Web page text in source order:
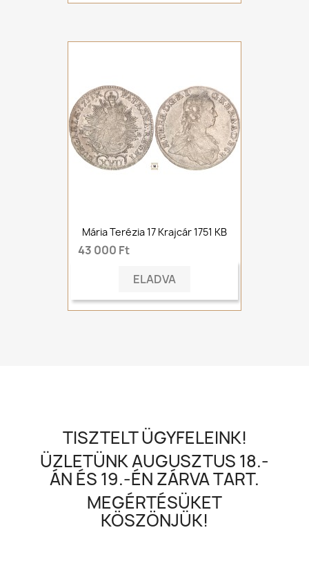
Mária Terézia 17 Krajcár 1751 KB
43 000 Ft
ELADVA
TISZTELT ÜGYFELEINK!
ÜZLETÜNK AUGUSZTUS 18.-
ÁN ÉS 19.-ÉN ZÁRVA TART.
MEGÉRTÉSÜKET
KÖSZÖNJÜK!